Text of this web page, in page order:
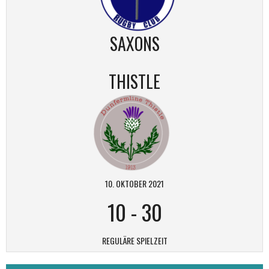
SAXONS
THISTLE
10. OKTOBER 2021
10 -30
REGULÄRE SPIELZEIT